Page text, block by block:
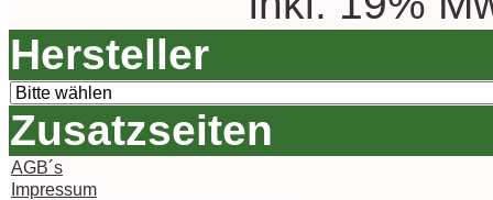
Hersteller
Zusatzseiten
AGB´s
Impressum